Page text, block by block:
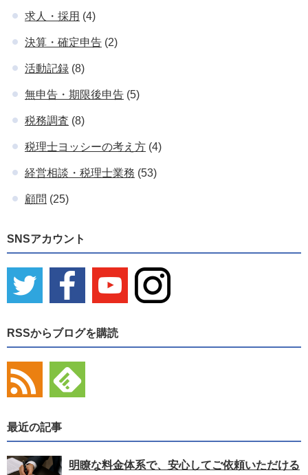
求人・採用 (4)
決算・確定申告 (2)
活動記録 (8)
無申告・期限後申告 (5)
税務調査 (8)
税理士ヨッシーの考え方 (4)
経営相談・税理士業務 (53)
顧問 (25)
SNSアカウント
RSSからブログを購読
最近の記事
明瞭な料金体系で、安心してご依頼いただける